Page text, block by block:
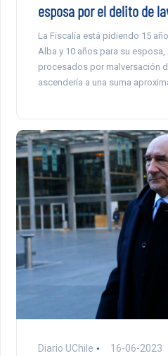
esposa por el delito de
La Fiscalía está pidiendo 15
Alba y 10 años para su esposa,
procesados por malversación
ascendería a una suma
Diario UChile 16-06-2023